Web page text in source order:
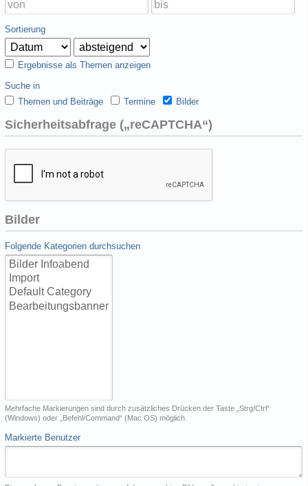
Sortierung
Ergebnisse als Themen anzeigen
Suche in
Themen und Beiträge
Termine Bilder
Sicherheitsabfrage („reCAPTCHA“)
Bilder
Folgende Kategorien durchsuchen
Mehrfache Markierungen sind durch zusätzliches Drücken der Taste „Strg/Ctrl“
(Windows) oder „Befehl/Command“ (Mac OS) möglich.
Markierte Benutzer